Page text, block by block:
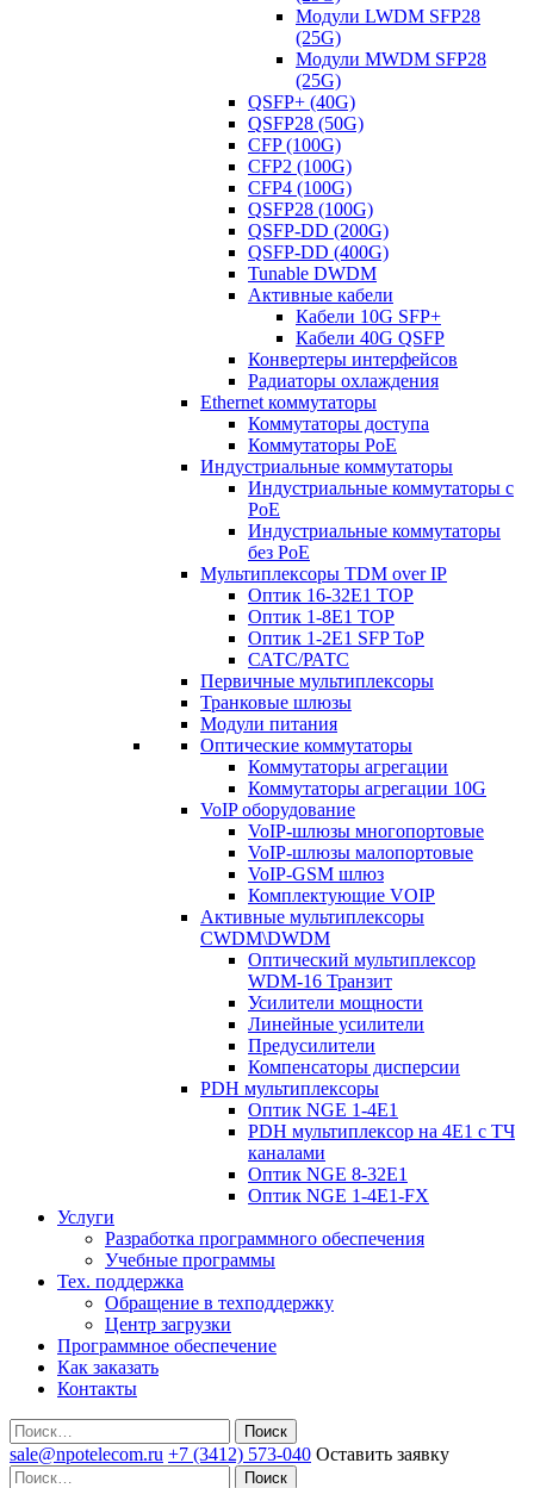
Модули LWDM SFP28
(25G)
Модули MWDM SFP28
(25G)
QSFP+ (40G)
QSFP28 (50G)
CFP (100G)
CFP2 (100G)
CFP4 (100G)
QSFP28 (100G)
QSFP-DD (200G)
QSFP-DD (400G)
Tunable DWDM
Активные кабели
Кабели 10G SFP+
Кабели 40G QSFP
Конвертеры интерфейсов
Радиаторы охлаждения
Ethernet коммутаторы
Коммутаторы доступа
Коммутаторы PoE
Индустриальные коммутаторы
Индустриальные коммутаторы с
PoE
Индустриальные коммутаторы
без PoE
Мультиплексоры TDM over IP
Оптик 16-32E1 TOP
Оптик 1-8E1 TOP
Оптик 1-2E1 SFP ToP
САТС/РАТС
Первичные мультиплексоры
Транковые шлюзы
Модули питания
Оптические коммутаторы
Коммутаторы агрегации
Коммутаторы агрегации 10G
VoIP оборудование
VoIP-шлюзы многопортовые
VoIP-шлюзы малопортовые
VoIP-GSM шлюз
Комплектующие VOIP
Активные мультиплексоры
CWDM\DWDM
Оптический мультиплексор
WDM-16 Транзит
Усилители мощности
Линейные усилители
Предусилители
Компенсаторы дисперсии
PDH мультиплексоры
Оптик NGE 1-4E1
PDH мультиплексор на 4Е1 с ТЧ
каналами
Оптик NGE 8-32E1
Оптик NGE 1-4E1-FX
Услуги
Разработка программного обеспечения
Учебные программы
Тех. поддержка
Обращение в техподдержку
Центр загрузки
Программное обеспечение
Как заказать
Контакты
Поиск
sale@npotelecom.ru +7 (3412) 573-040 Оставить заявку
Поиск